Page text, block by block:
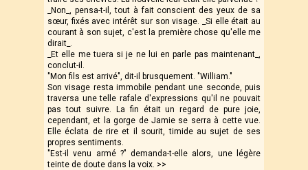
_Non_, pensa-t-il, tout à fait conscient des yeux de sa
sœur, fixés avec intérêt sur son visage. _Si elle était au
courant à son sujet, c'est la première chose qu'elle me
dirait_.
_Et elle me tuera si je ne lui en parle pas maintenant_,
conclut-il.
"Mon fils est arrivé", dit-il brusquement. "William."
Son visage resta immobile pendant une seconde, puis
traversa une telle rafale d'expressions qu'il ne pouvait
pas tout suivre. La fin était un regard de pure joie,
cependant, et la gorge de Jamie se serra à cette vue.
Elle éclata de rire et il sourit, timide au sujet de ses
propres sentiments.
"Est-il venu armé ?" demanda-t-elle alors, une légère
teinte de doute dans la voix. >>